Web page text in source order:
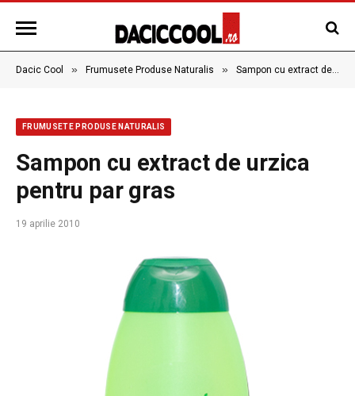
Dacic Cool » Frumusete Produse Naturalis » Sampon cu extract de urzica pentru par gras
FRUMUSETE PRODUSE NATURALIS
Sampon cu extract de urzica
pentru par gras
19 aprilie 2010